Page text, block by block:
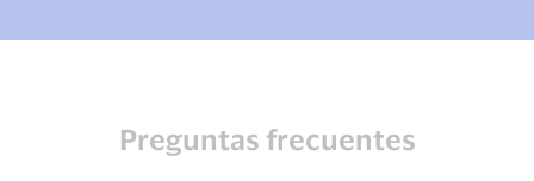
Preguntas frecuentes